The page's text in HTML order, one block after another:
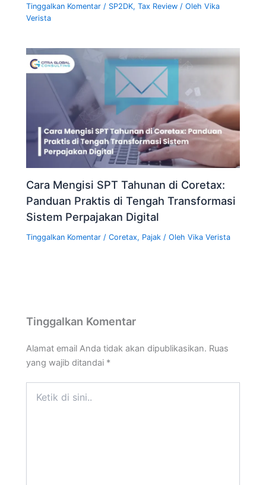
Tinggalkan Komentar / SP2DK,Tax Review / OlehVika
Verista
Cara Mengisi SPT Tahunan di Coretax:
Panduan Praktis di Tengah Transformasi
Sistem Perpajakan Digital
Tinggalkan Komentar /Coretax, Pajak / OlehVika Verista
Tinggalkan Komentar
Alamat email Anda tidak akan dipublikasikan. Ruas
yang wajib ditandai *